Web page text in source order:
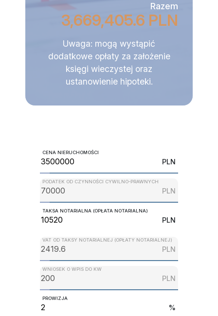
Razem
3,669,405.6 PLN
Uwaga: mogą wystąpić
dodatkowe opłaty za założenie
księgi wieczystej oraz
ustanowienie hipoteki.
CENA NIERUCHOMOŚCI
PLN
PODATEK OD CZYNNOŚCI CYWILNO-PRAWNYCH
PLN
TAKSA NOTARIALNA (OPŁATA NOTARIALNA)
PLN
VAT OD TAKSY NOTARIALNEJ (OPŁATY NOTARIALNEJ)
PLN
WNIOSEK O WPIS DO KW
PLN
PROWIZJA
%